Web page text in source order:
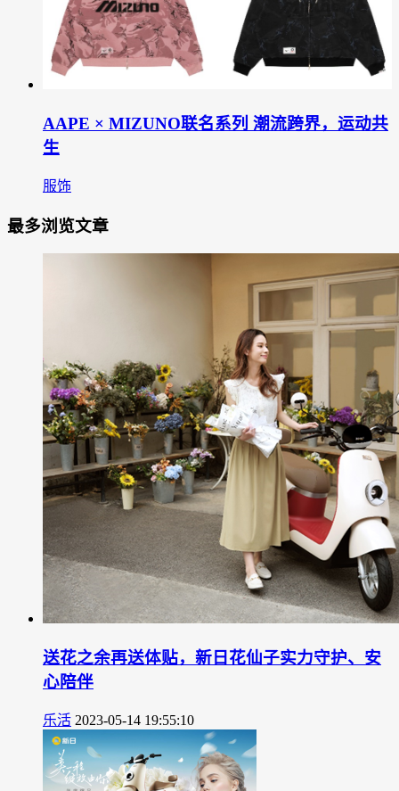
AAPE × MIZUNO联名系列 潮流跨界，运动共
生
服饰
最多浏览文章
送花之余再送体贴，新日花仙子实力守护、安
心陪伴
乐活 2023-05-14 19:55:10